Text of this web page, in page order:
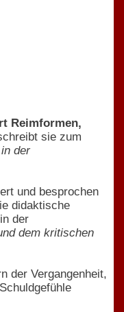
Reimformen,
sie zum
der
und besprochen
didaktische
der
dem kritischen
der Vergangenheit,